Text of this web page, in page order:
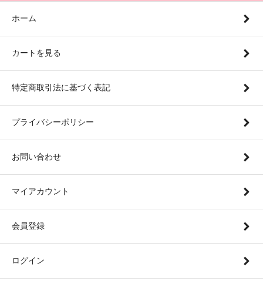
ホーム
カートを見る
特定商取引法に基づく表記
プライバシーポリシー
お問い合わせ
マイアカウント
会員登録
ログイン